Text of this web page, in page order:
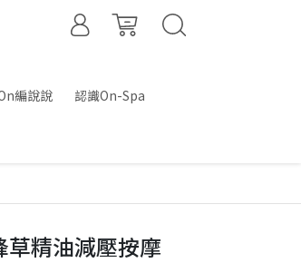
編說說 認識On-Spa
精油減壓按摩